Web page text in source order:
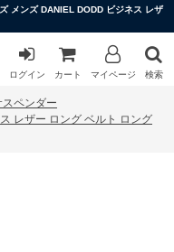
メンズ DANIEL DODD ビジネス レザ
ログイン カート マイページ 検索
ペンダー
レザー ロング ベルト ロング